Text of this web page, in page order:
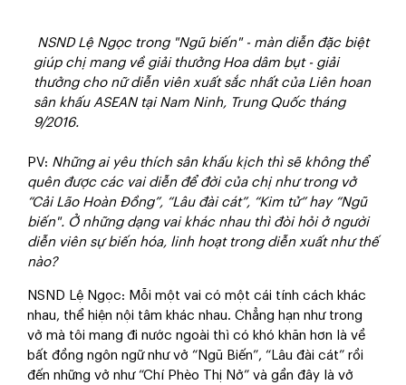
NSND Lệ Ngọc trong "Ngũ biến" - màn diễn đặc biệt
giúp chị mang về giải thưởng Hoa dâm bụt - giải
thưởng cho nữ diễn viên xuất sắc nhất của Liên hoan
sân khấu ASEAN tại Nam Ninh, Trung Quốc tháng
9/2016.
PV: Những ai yêu thích sân khấu kịch thì sẽ không thể
quên được các vai diễn để đời của chị như trong vở
“Cải Lão Hoàn Đồng”, “Lâu đài cát”, “Kim tử” hay “Ngũ
biến". Ở những dạng vai khác nhau thì đòi hỏi ở người
diễn viên sự biến hóa, linh hoạt trong diễn xuất như thế
nào?
NSND Lệ Ngọc: Mỗi một vai có một cái tính cách khác
nhau, thể hiện nội tâm khác nhau. Chẳng hạn như trong
vở mà tôi mang đi nước ngoài thì có khó khăn hơn là về
bất đồng ngôn ngữ như vở “Ngũ Biến”, “Lâu đài cát” rồi
đến những vở như “Chí Phèo Thị Nở” và gần đây là vở